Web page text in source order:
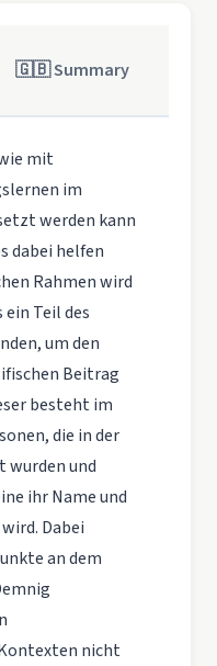
🇬🇧 Summary
mit
im
werden kann
dabei helfen
Rahmen wird
Teil des
um den
Beitrag
besteht im
die in der
wurden und
ihr Name und
Dabei
an dem
nicht